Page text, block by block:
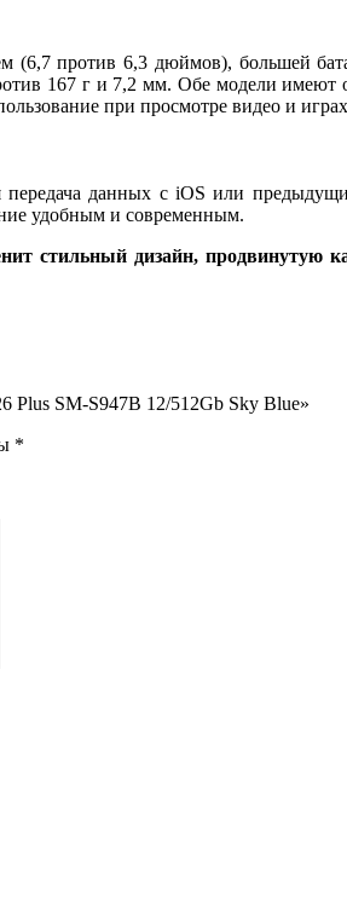
(6,7 против 6,3 дюймов), большей
167 г и 7,2 мм. Обе модели
при просмотре видео и
данных с iOS или
удобным и современным.
стильный дизайн, продвинутую
Plus SM-S947B 12/512Gb Sky Blue»
*